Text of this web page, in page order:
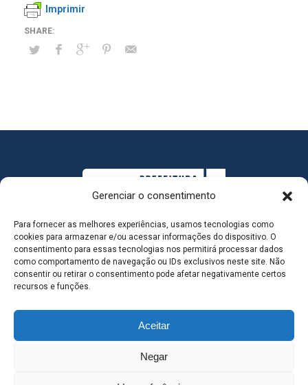
Gerenciar o consentimento
Para fornecer as melhores experiências, usamos tecnologias como
cookies para armazenar e/ou acessar informações do dispositivo. O
consentimento para essas tecnologias nos permitirá processar dados
como comportamento de navegação ou IDs exclusivos neste site. Não
consentir ou retirar o consentimento pode afetar negativamente certos
recursos e funções.
Aceitar
Negar
Imprimir
MAPA DO SITE
SEDE DO ADMINISTRATIVO MUNICIPAL - Avenida